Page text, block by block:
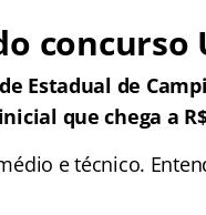
concurso
Estadual de
que chega a
e técnico.